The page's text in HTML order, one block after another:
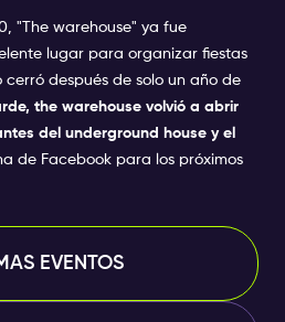
único, John Doe
y es una valiosa
de Ámsterdam.
Finest - John Doe
del
inside before 1 AM)
junto con tu
, serás incluido
el evento. Puedes
"The warehouse" ya fue
lugar para organizar fiestas
después de solo un año de
the warehouse volvió a abrir
del underground house y el
de Facebook para los próximos
EVENTOS